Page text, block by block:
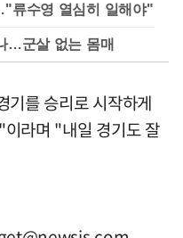
류수영 열심히 일해야"
…군살 없는 몸매
기를 승리로 시작하게
라며 "내일 경기도 잘